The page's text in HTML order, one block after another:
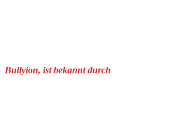
Bullyion, ist bekannt durch